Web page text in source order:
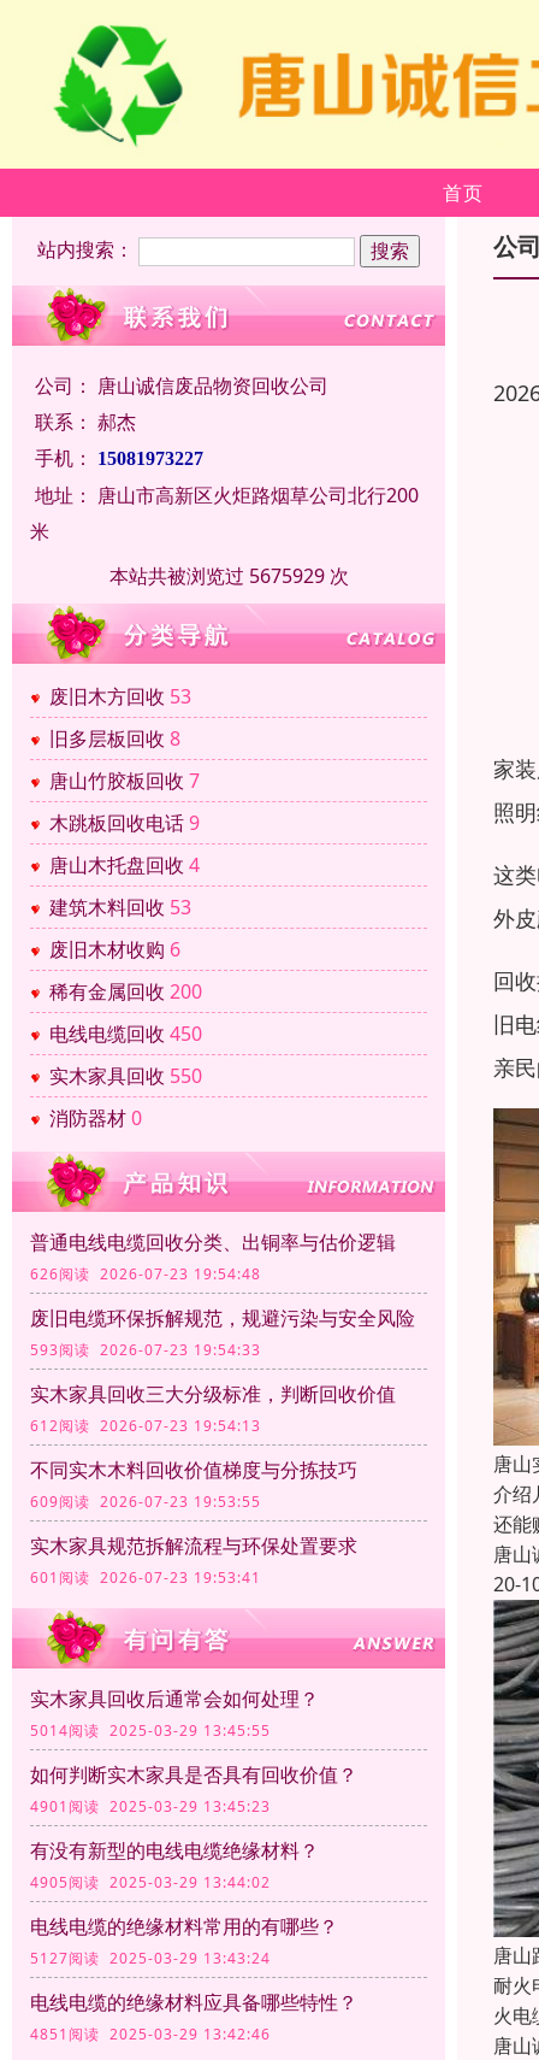
首页
站内搜索：
公司： 唐山诚信废品物资回收公司
联系： 郝杰
手机：
15081973227
地址： 唐山市高新区火炬路烟草公司北行200
米
本站共被浏览过 5675929 次
废旧木方回收 53
旧多层板回收 8
唐山竹胶板回收 7
木跳板回收电话9
唐山木托盘回收 4
建筑木料回收 53
废旧木材收购 6
稀有金属回收 200
电线电缆回收 450
实木家具回收 550
消防器材0
普通电线电缆回收分类、出铜率与估价逻辑
626阅读 2026-07-23 19:54:48
废旧电缆环保拆解规范，规避污染与安全风险
593阅读 2026-07-23 19:54:33
实木家具回收三大分级标准，判断回收价值
612阅读 2026-07-23 19:54:13
不同实木木料回收价值梯度与分拣技巧
609阅读 2026-07-23 19:53:55
实木家具规范拆解流程与环保处置要求
601阅读 2026-07-23 19:53:41
实木家具回收后通常会如何处理？
5014阅读 2025-03-29 13:45:55
如何判断实木家具是否具有回收价值？
4901阅读 2025-03-29 13:45:23
有没有新型的电线电缆绝缘材料？
4905阅读 2025-03-29 13:44:02
电线电缆的绝缘材料常用的有哪些？
5127阅读 2025-03-29 13:43:24
电线电缆的绝缘材料应具备哪些特性？
4851阅读 2025-03-29 13:42:46
公
家
照
这
外
回
旧
亲
唐山
介绍
还能
唐山
20-
唐山
耐火
火电
唐山